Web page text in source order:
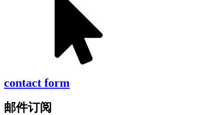
contact form
邮件订阅